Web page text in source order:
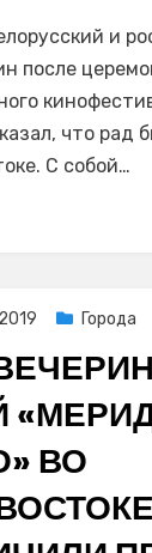
и
после
что рад
С собой…
Города
ВО